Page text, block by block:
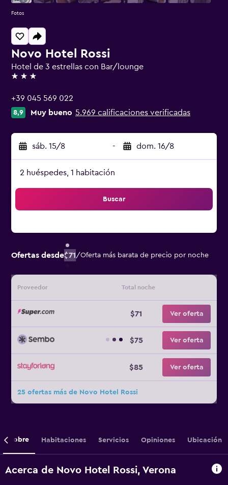
Novo Hotel Rossi
Hotel de 3 estrellas con Bar/lounge
3 estrellas
+39 045 569 022
8,9 Muy bueno 5.969 calificaciones verificadas
sáb. 15/8 - dom. 16/8
2 huéspedes, 1 habitación
Buscar
Ofertas desde$71/Oferta más barata de precio por noche
Proveedor Total noche
$71 Ver oferta
$75 Ver oferta
$85 Ver oferta
25 ofertas más de Novo Hotel Rossi
Fotos
Sobre Habitaciones Servicios Opiniones Ubicación
Acerca de Novo Hotel Rossi, Verona